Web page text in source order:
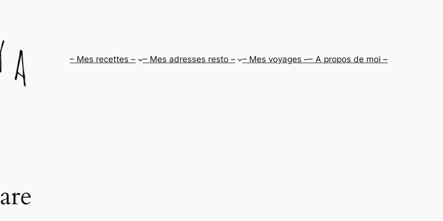
– Mes recettes – – Mes adresses resto – – Mes voyages –– A propos de moi –